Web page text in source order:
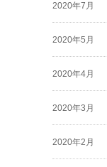
2020年7月
2020年5月
2020年4月
2020年3月
2020年2月